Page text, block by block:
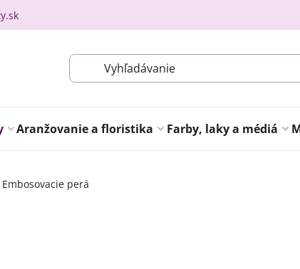
Aranžovanie a floristika Farby, laky a médiá
Embosovacie perá